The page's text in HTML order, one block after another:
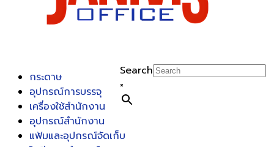
Search
×
กระดาษ
อุปกรณ์การบรรจุ
เครื่องใช้สำนักงาน
อุปกรณ์สำนักงาน
แฟ้มและอุปกรณ์จัดเก็บ